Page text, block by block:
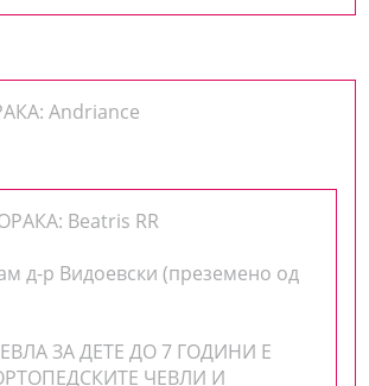
Andriance
Beatris RR
д-р Видоевски (преземено од
ЗА ДЕТЕ ДО 7 ГОДИНИ Е
ЧЕВЛИ И